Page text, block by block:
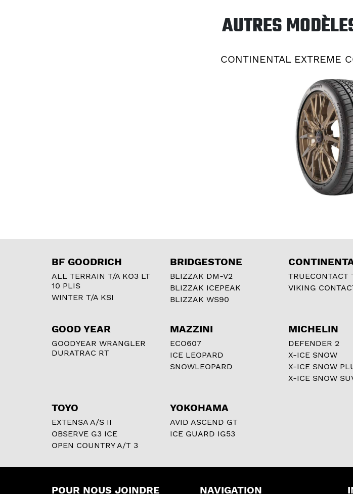
AUTRES
CONTINENTAL EXTREME
BF GOODRICH
ALL TERRAIN T/A KO3 LT
10 PLIS
WINTER T/A KSI
BRIDGESTONE
BLIZZAK DM-V2
BLIZZAK ICEPEAK
BLIZZAK WS90
TRUECONTACT
VIKING
GOOD YEAR
GOODYEAR WRANGLER
DURATRAC RT
MAZZINI
ECO607
ICE LEOPARD
SNOWLEOPARD
MICHELIN
DEFENDER 2
X-ICE SNOW
X-ICE SNOW
X-ICE SNOW
TOYO
EXTENSA A/S II
OBSERVE G3 ICE
OPEN COUNTRY A/T 3
YOKOHAMA
AVID ASCEND GT
ICE GUARD IG53
POUR NOUS JOINDRE NAVIGATION